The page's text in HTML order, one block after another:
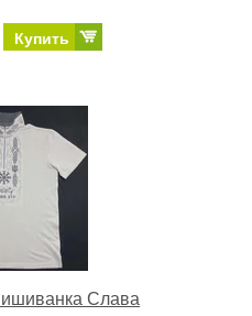
Купить
Слава